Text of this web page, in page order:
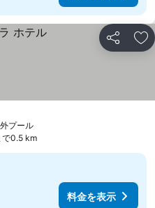
シェア お
プール
で0.5 km
料金を表示